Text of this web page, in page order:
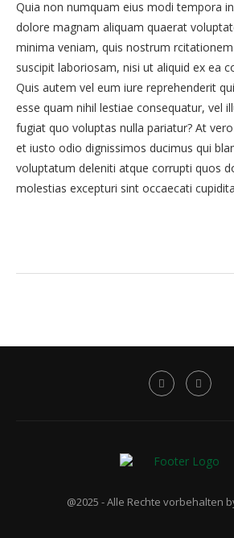
Quia non numquam eius modi tempora
dolore magnam aliquam quaerat
minima veniam, quis nostrum
suscipit laboriosam, nisi ut aliquid ex ea
Quis autem vel eum iure reprehenderit
esse quam nihil lestiae consequatur, vel
fugiat quo voluptas nulla pariatur? At
et iusto odio dignissimos ducimus qui
voluptatum deleniti atque corrupti quos
molestias excepturi sint occaecati
@2025 - Alle Rechte vorbehalten